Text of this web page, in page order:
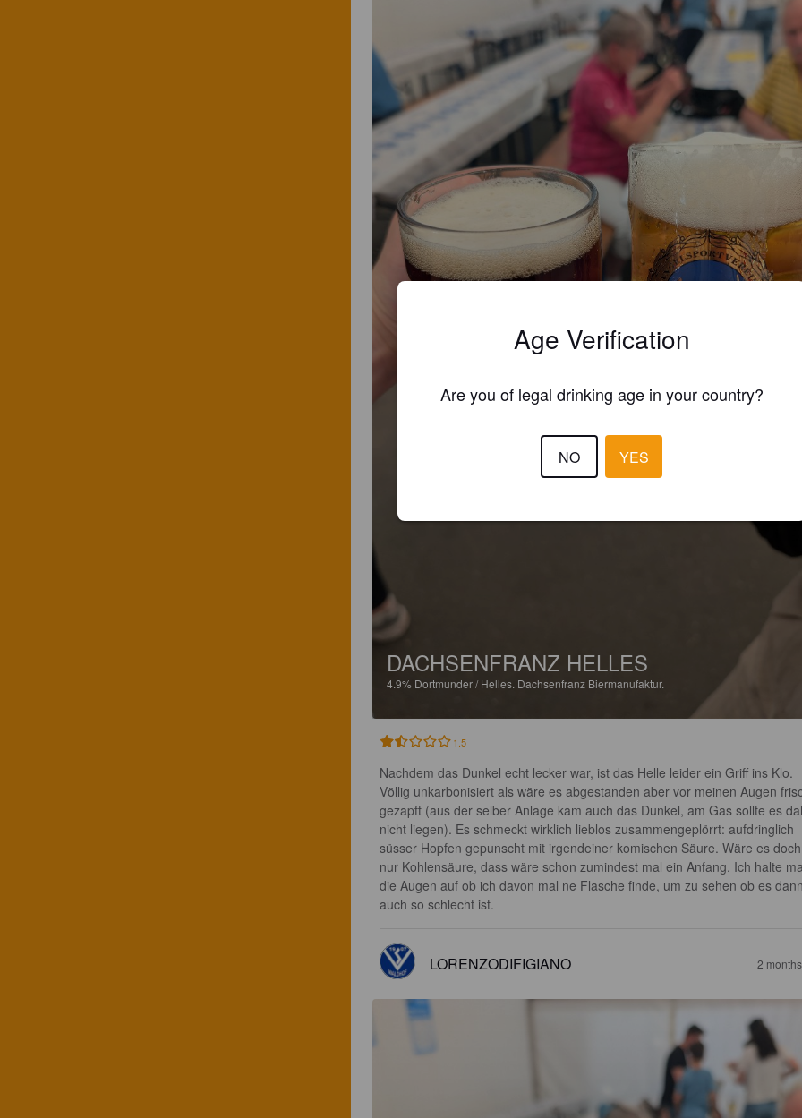
DACHSENFRANZ HELLES
4.9% Dortmunder / Helles. Dachsenfranz Biermanufaktur.
1.5
Nachdem das Dunkel echt lecker war, ist das Helle leider ein Griff ins Klo.
Völlig unkarbonisiert als wäre es abgestanden aber vor meinen Augen
gezapft (aus der selber Anlage kam auch das Dunkel, am Gas sollte es
nicht liegen). Es schmeckt wirklich lieblos zusammengeplörrt: aufdringlich
süsser Hopfen gepunscht mit irgendeiner komischen Säure. Wäre es
nur Kohlensäure, dass wäre schon zumindest mal ein Anfang. Ich halte
die Augen auf ob ich davon mal ne Flasche finde, um zu sehen ob es
auch so schlecht ist.
LORENZODIFIGIANO 2
Age Verification
Are you of legal drinking age in your country?
NO YES